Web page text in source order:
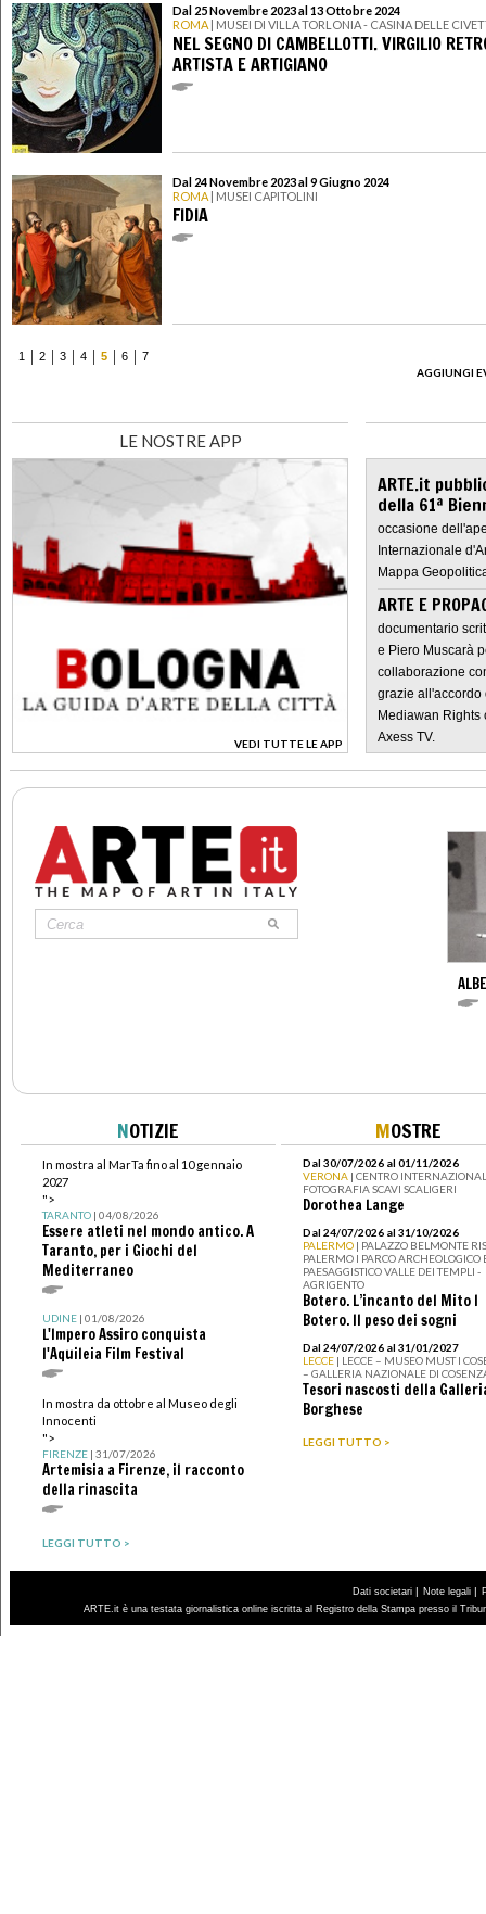
Dal 25 Novembre 2023 al 13 Ottobre 2024
ROMA | MUSEI DI VILLA TORLONIA - CASINA DELLE
NEL SEGNO DI CAMBELLOTTI. VIRGILIO
ARTISTA E ARTIGIANO
Dal 24 Novembre 2023 al 9 Giugno 2024
ROMA | MUSEI CAPITOLINI
FIDIA
1 2 3 4 5 6
7
AGGIUNGI
LE NOSTRE APP
VEDI TUTTE LE APP
>
ARTE.it
della 61ª
occasione
Internazionale
Mappa
ARTE E
documentario
e Piero Muscarà
collaborazione
grazie all'accordo
Mediawan
Axess TV.
NOTIZIE
In mostra al MarTa fino al 10 gennaio
2027
">
TARANTO| 04/08/2026
Essere atleti nel mondo antico. A
Taranto, per i Giochi del
Mediterraneo
UDINE| 01/08/2026
L'Impero Assiro conquista
l'Aquileia Film Festival
In mostra da ottobre al Museo degli
Innocenti
">
FIRENZE| 31/07/2026
Artemisia a Firenze, il racconto
della rinascita
LEGGI TUTTO >
MOSTRE
Dal 30/07/2026 al 01/11/2026
VERONA | CENTRO
FOTOGRAFIA SCAVI SCALIGERI
Dorothea Lange
Dal 24/07/2026 al 31/10/2026
PALERMO | PALAZZO BELMONTE
PALERMO I PARCO ARCHEOLOGICO
PAESAGGISTICO VALLE DEI TEMPLI -
AGRIGENTO
Botero. L’incanto del Mito I
Botero. Il peso dei sogni
Dal 24/07/2026 al 31/01/2027
LECCE | LECCE – MUSEO MUST I
– GALLERIA NAZIONALE DI
Tesori nascosti della
Borghese
LEGGI TUTTO >
Dati societari | Note legali |
ARTE.it è una testata giornalistica online iscritta al Registro della Stampa presso il